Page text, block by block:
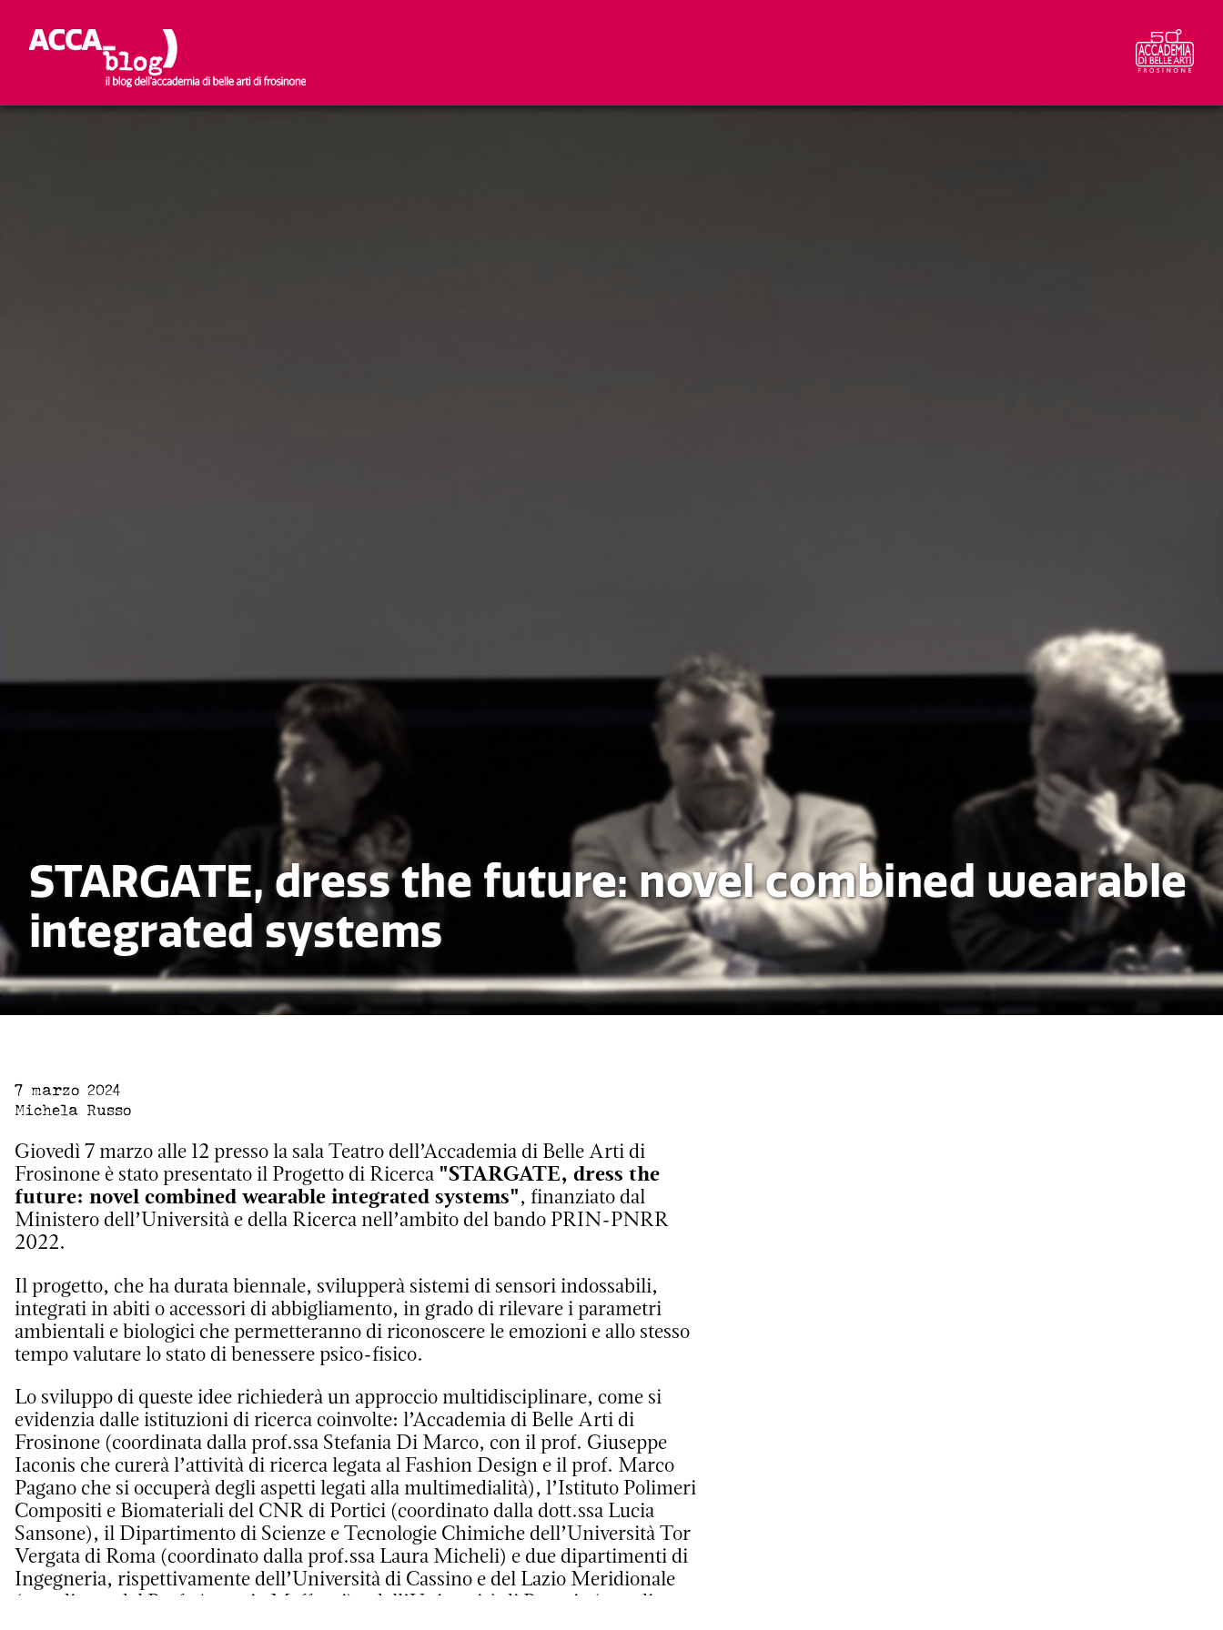
STARGATE, dress the future: novel combined wearable
integrated systems
7 marzo 2024
Michela Russo
Giovedì 7 marzo alle 12 presso la sala Teatro dell’Accademia di Belle Arti di
Frosinone è stato presentato il Progetto di Ricerca "STARGATE, dress the
future: novel combined wearable integrated systems", finanziato dal
Ministero dell’Università e della Ricerca nell’ambito del bando PRIN-PNRR
2022.
Il progetto, che ha durata biennale, svilupperà sistemi di sensori indossabili,
integrati in abiti o accessori di abbigliamento, in grado di rilevare i parametri
ambientali e biologici che permetteranno di riconoscere le emozioni e allo stesso
tempo valutare lo stato di benessere psico-fisico.
Lo sviluppo di queste idee richiederà un approccio multidisciplinare, come si
evidenzia dalle istituzioni di ricerca coinvolte: l’Accademia di Belle Arti di
Frosinone (coordinata dalla prof.ssa Stefania Di Marco, con il prof. Giuseppe
Iaconis che curerà l’attività di ricerca legata al Fashion Design e il prof. Marco
Pagano che si occuperà degli aspetti legati alla multimedialità), l’Istituto Polimeri
Compositi e Biomateriali del CNR di Portici (coordinato dalla dott.ssa Lucia
Sansone), il Dipartimento di Scienze e Tecnologie Chimiche dell’Università Tor
Vergata di Roma (coordinato dalla prof.ssa Laura Micheli) e due dipartimenti di
Ingegneria, rispettivamente dell’Università di Cassino e del Lazio Meridionale
(coordinato dal Prof. Antonio Maffucci) e dell’Università di Perugia (coordinato